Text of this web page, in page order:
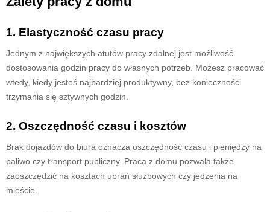
1. Elastyczność czasu pracy
Jednym z największych atutów pracy zdalnej jest możliwość
dostosowania godzin pracy do własnych potrzeb. Możesz pracować
wtedy, kiedy jesteś najbardziej produktywny, bez konieczności
trzymania się sztywnych godzin.
2. Oszczędność czasu i kosztów
Brak dojazdów do biura oznacza oszczędność czasu i pieniędzy na
paliwo czy transport publiczny. Praca z domu pozwala także
zaoszczędzić na kosztach ubrań służbowych czy jedzenia na
mieście.